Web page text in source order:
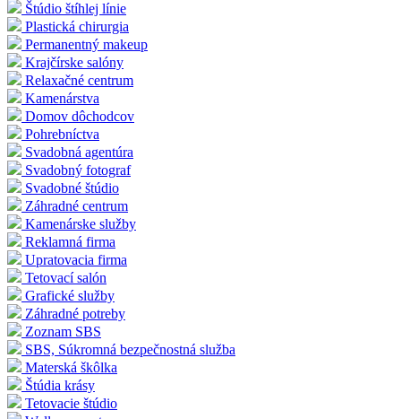
Štúdio štíhlej línie
Plastická chirurgia
Permanentný makeup
Krajčírske salóny
Relaxačné centrum
Kamenárstva
Domov dôchodcov
Pohrebníctva
Svadobná agentúra
Svadobný fotograf
Svadobné štúdio
Záhradné centrum
Kamenárske služby
Reklamná firma
Upratovacia firma
Tetovací salón
Grafické služby
Záhradné potreby
Zoznam SBS
SBS, Súkromná bezpečnostná služba
Materská škôlka
Štúdia krásy
Tetovacie štúdio